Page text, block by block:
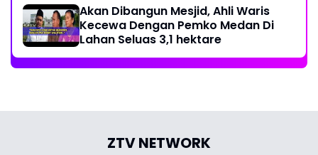
Akan Dibangun Mesjid, Ahli Waris
Kecewa Dengan Pemko Medan Di
Lahan Seluas 3,1 hektare
ZTV NETWORK